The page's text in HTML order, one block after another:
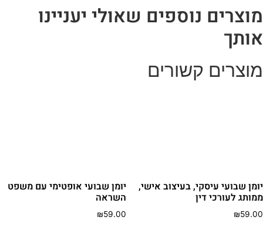
נוספים שאולי יעניינו
קשורים
שבועי עיסקי, בעיצוב אישי,
לעורכי דין
₪
יומן שבועי אופטימי עם משפט
השראה
₪59.00